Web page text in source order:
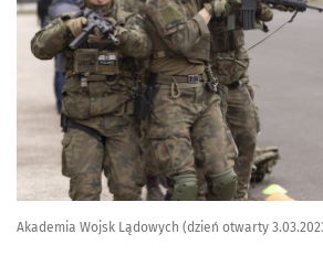
Akademia Wojsk Lądowych (dzień otwarty